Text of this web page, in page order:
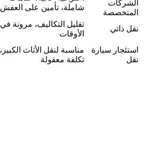
الشركات
المتخصصة
شاملة، تأمين على العفش
نقل ذاتي
تقليل التكاليف، مرونة في
الأوقات
استئجار سيارة
نقل
مناسبة لنقل الأثاث الكبير،
تكلفة معقولة